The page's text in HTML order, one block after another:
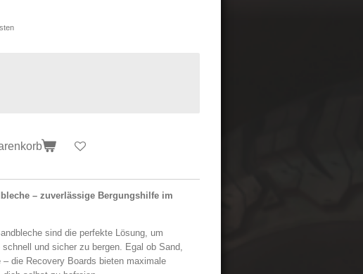
– zuverlässige Bergungshilfe im
sind die perfekte Lösung, um
und sicher zu bergen. Egal ob Sand,
– die Recovery Boards bieten maximale